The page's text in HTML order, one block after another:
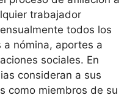
trabajador
todos los
a nómina, aportes a
sociales. En
consideran a sus
como miembros de su